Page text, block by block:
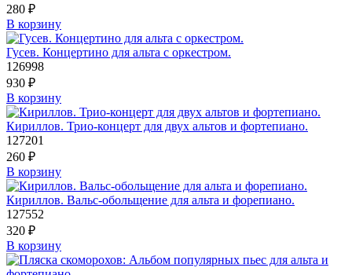
280 ₽
В корзину
Гусев. Концертино для альта с оркестром.
126998
930 ₽
В корзину
Кириллов. Трио-концерт для двух альтов и фортепиано.
127201
260 ₽
В корзину
Кириллов. Вальс-обольщение для альта и форепиано.
127552
320 ₽
В корзину